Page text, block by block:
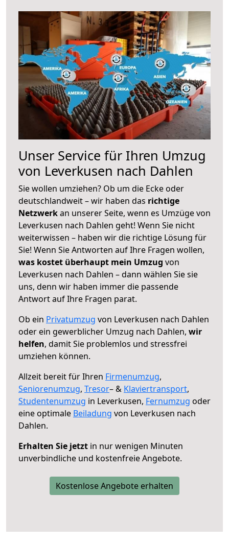
Unser Service für Ihren Umzug
von Leverkusen nach Dahlen
Sie wollen umziehen? Ob um die Ecke oder
deutschlandweit – wir haben das richtige
Netzwerkan unserer Seite, wenn es Umzüge von
Leverkusen nach Dahlen geht! Wenn Sie nicht
weiterwissen – haben wir die richtige Lösung für
Sie! Wenn Sie Antworten auf Ihre Fragen wollen,
was kostet überhaupt mein Umzug von
Leverkusen nach Dahlen – dann wählen Sie sie
uns, denn wir haben immer die passende
Antwort auf Ihre Fragen parat.
Ob ein Privatumzug von Leverkusen nach Dahlen
oder ein gewerblicher Umzug nach Dahlen, wir
helfen, damit Sie problemlos und stressfrei
umziehen können.
Allzeit bereit für Ihren Firmenumzug,
Seniorenumzug, Tresor– & Klaviertransport,
Studentenumzug in Leverkusen, Fernumzug oder
eine optimale Beiladung von Leverkusen nach
Dahlen.
Erhalten Sie jetzt in nur wenigen Minuten
unverbindliche und kostenfreie Angebote.
Kostenlose Angebote erhalten